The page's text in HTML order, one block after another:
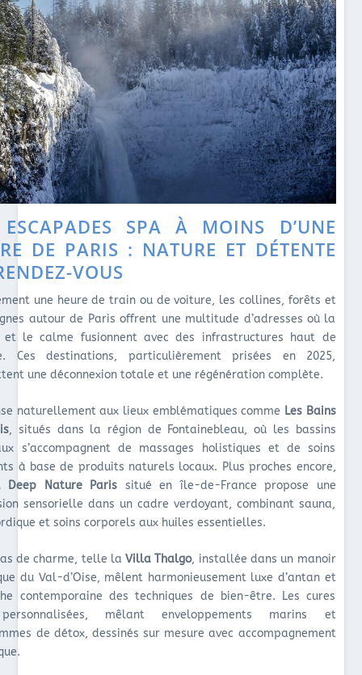
SPA À MOINS D’UNE
DE PARIS : NATURE ET DÉTENTE
VOUS
une heure de train ou de voiture, les collines, forêts et
autour de Paris offrent une multitude d’adresses où la
et le calme fusionnent avec des infrastructures haut de
Ces destinations, particulièrement prisées en 2025,
une déconnexion totale et une régénération complète.
naturellement aux lieux emblématiques comme Les Bains
, situés dans la région de Fontainebleau, où les bassins
s’accompagnent de massages holistiques et de soins
à base de produits naturels locaux. Plus proches encore,
Deep Nature Paris situé en île-de-France propose une
sensorielle dans un cadre verdoyant, combinant sauna,
et soins corporels aux huiles essentielles.
de charme, telle laVilla Thalgo, installée dans un manoir
du Val-d’Oise, mêlent harmonieusement luxe d’antan et
contemporaine des techniques de bien-être. Les cures
mêlant enveloppements marins et
de détox, dessinés sur mesure avec accompagnement